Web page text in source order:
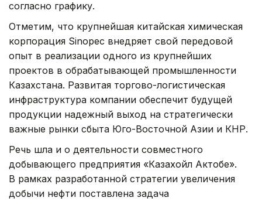
согласно графику.
Отметим, что крупнейшая китайская химическая
корпорация Sinopec внедряет свой передовой
опыт в реализации одного из крупнейших
проектов в обрабатывающей промышленности
Казахстана. Развитая торгово-логистическая
инфраструктура компании обеспечит будущей
продукции надежный выход на стратегически
важные рынки сбыта Юго-Восточной Азии и КНР.
Речь шла и о деятельности совместного
добывающего предприятия «Казахойл Актобе».
В рамках разработанной стратегии увеличения
добычи нефти поставлена задача